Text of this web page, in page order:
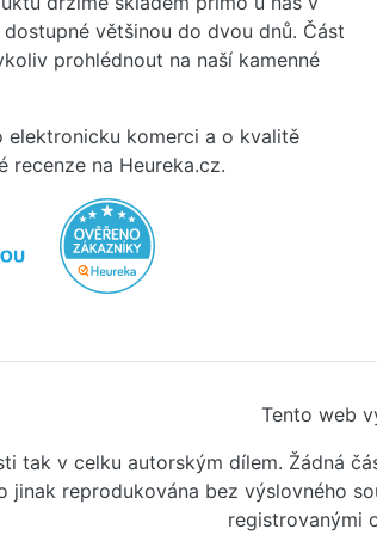
většinou do dvou dnů. Část
prohlédnout na naší kamenné
elektronicku komerci a o kvalitě
recenze na Heureka.cz.
Tento web
tak v celku autorským dílem. Žádná
jinak reprodukována bez výslovného
registrovanými